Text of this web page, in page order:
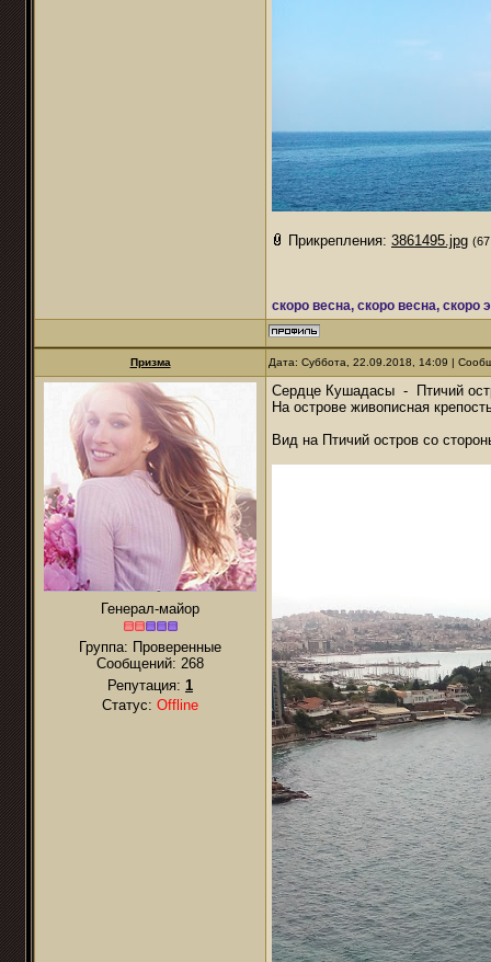
Прикрепления: 3861495.jpg
скоро весна, скоро весна, скоро
Призма Дата: Суббота, 22.09.2018, 14:09 |
Генерал-майор
Группа: Проверенные
Сообщений: 268
Репутация: 1
Статус: Offline
Сердце Кушадасы - Птичий
На острове живописная
Вид на Птичий остров со